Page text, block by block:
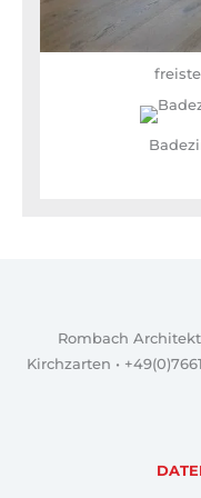
Rombach
Kirchzarten •